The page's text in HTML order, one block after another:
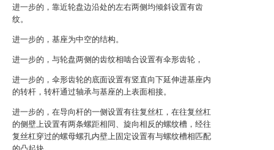
进一步的，靠近轮盘边沿处的左右两侧均倾斜设置有齿
纹。
进一步的，基座为中空的结构。
进一步的，与轮盘两侧的齿纹相啮合设置有伞形齿轮，
进一步的，伞形齿轮的底面设置有竖直向下延伸进基座内
的转杆，转杆通过轴承与基座的上表面相接。
进一步的，在导向杆的一侧设置有往复丝杠，在往复丝杠
的侧壁上设置有两条螺距相同、旋向相反的螺纹槽，经往
复丝杠穿过的螺母螺孔内壁上固定设置有与螺纹槽相匹配